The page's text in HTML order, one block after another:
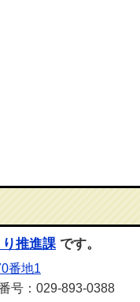
り推進課 です。
番地1
号：029-893-0388